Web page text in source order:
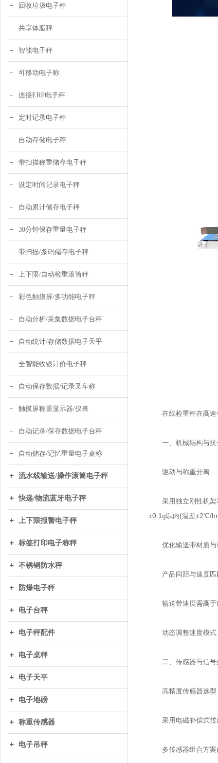
回收垃圾电子秤
共享体脂秤
智能电子秤
可移动电子称
连接ERP电子秤
定时记录电子秤
自动存储电子秤
带扫描称重储存电子秤
设定时间记录电子秤
自动累计储存电子秤
30分钟保存重量电子秤
带扫描/条码储存电子秤
上下限/自动检重滚筒秤
彩色触摸屏/多功能电子秤
自动分析/采集数据电子台秤
自动统计/存储数据电子天平
全智能收银计价电子秤
自动保存数据/记录叉车称
触摸屏称重显示器/仪表
自动记录/保存数据电子台秤
自动储存/记忆重量电子桌称
流水线输送/操作滚筒电子秤
快递/物流蓝牙电子秤
上下限报警电子秤
标签打印电子称秤
不锈钢防水秤
防爆电子秤
电子台秤
电子秤配件
电子桌秤
电子天平
电子地磅
称重传感器
电子吊秤
在线检重秤在高速生
一、机械结构与抗
驱动与称重分离
采用独立刚性机架和
±0.1g以内(温差±2℃/
优化输送带材质与
产品间距与速度匹
输送带速度需高于
动态调整速度模式
二、传感器与信号
高精度传感器选型
采用电磁补偿式传感
多传感器组合方案(